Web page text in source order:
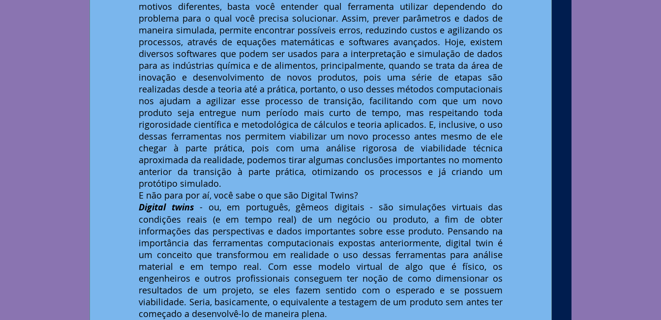
motivos diferentes, basta você entender qual ferramenta utilizar dependendo do
problema para o qual você precisa solucionar. Assim, prever parâmetros e dados de
maneira simulada, permite encontrar possíveis erros, reduzindo custos e agilizando os
processos, através de equações matemáticas e softwares avançados. Hoje, existem
diversos softwares que podem ser usados para a interpretação e simulação de dados
para as indústrias química e de alimentos, principalmente, quando se trata da área de
inovação e desenvolvimento de novos produtos, pois uma série de etapas são
realizadas desde a teoria até a prática, portanto, o uso desses métodos computacionais
nos ajudam a agilizar esse processo de transição, facilitando com que um novo
produto seja entregue num período mais curto de tempo, mas respeitando toda
rigorosidade científica e metodológica de cálculos e teoria aplicados. E, inclusive, o uso
dessas ferramentas nos permitem viabilizar um novo processo antes mesmo de ele
chegar à parte prática, pois com uma análise rigorosa de viabilidade técnica
aproximada da realidade, podemos tirar algumas conclusões importantes no momento
anterior da transição à parte prática, otimizando os processos e já criando um
protótipo simulado.
E não para por aí, você sabe o que são Digital Twins?
Digital twins - ou, em português, gêmeos digitais - são simulações virtuais das
condições reais (e em tempo real) de um negócio ou produto, a fim de obter
informações das perspectivas e dados importantes sobre esse produto. Pensando na
importância das ferramentas computacionais expostas anteriormente, digital twin é
um conceito que transformou em realidade o uso dessas ferramentas para análise
material e em tempo real. Com esse modelo virtual de algo que é físico, os
engenheiros e outros profissionais conseguem ter noção de como dimensionar os
resultados de um projeto, se eles fazem sentido com o esperado e se possuem
viabilidade. Seria, basicamente, o equivalente a testagem de um produto sem antes ter
começado a desenvolvê-lo de maneira plena.